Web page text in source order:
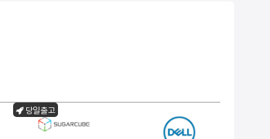
NEW
7. #gpu서버임대
당일출고